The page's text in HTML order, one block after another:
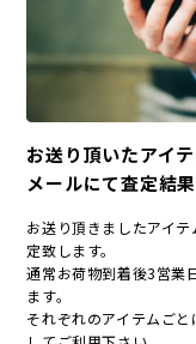
お送り頂いたアイテ
メールにて査定結
お送り頂きましたアイ
定致します。
通常お荷物到着後3営業
ます。
それぞれのアイテムご